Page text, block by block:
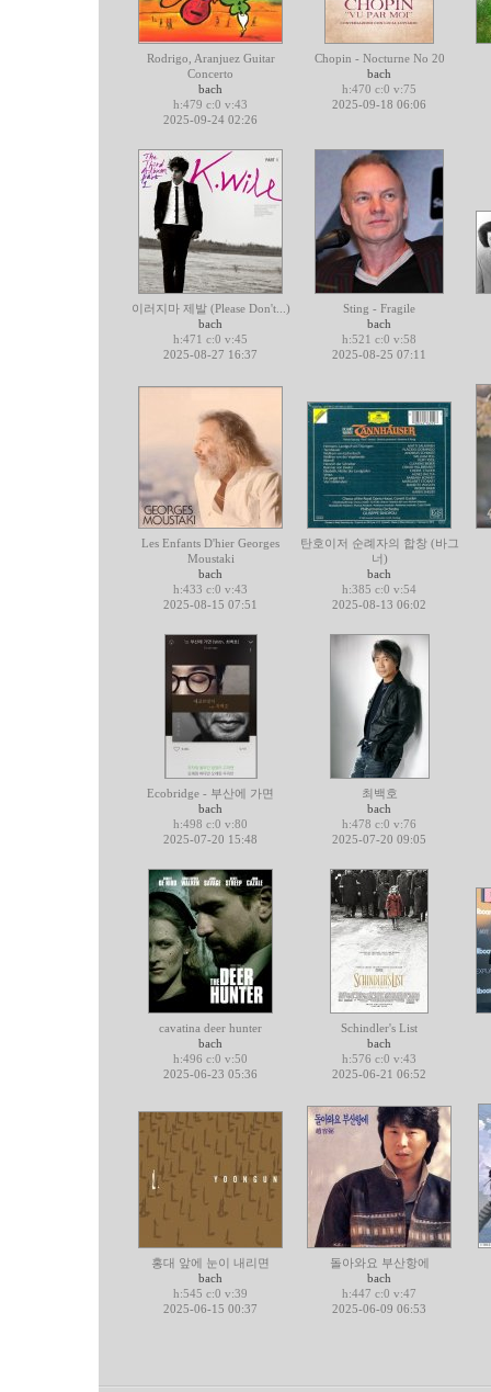
Rodrigo, Aranjuez Guitar
Concerto
bach
h:479 c:0 v:43
2025-09-24 02:26
Chopin - Nocturne No 20
bach
h:470 c:0 v:75
2025-09-18 06:06
이러지마 제발 (Please Don't...)
bach
h:471 c:0 v:45
2025-08-27 16:37
Sting - Fragile
bach
h:521 c:0 v:58
2025-08-25 07:11
Les Enfants D'hier Georges
Moustaki
bach
h:433 c:0 v:43
2025-08-15 07:51
탄호이저 순례자의 합창 (바그
너)
bach
h:385 c:0 v:54
2025-08-13 06:02
Ecobridge - 부산에 가면
bach
h:498 c:0 v:80
2025-07-20 15:48
최백호
bach
h:478 c:0 v:76
2025-07-20 09:05
cavatina deer hunter
bach
h:496 c:0 v:50
2025-06-23 05:36
Schindler's List
bach
h:576 c:0 v:43
2025-06-21 06:52
홍대 앞에 눈이 내리면
bach
h:545 c:0 v:39
2025-06-15 00:37
돌아와요 부산항에
bach
h:447 c:0 v:47
2025-06-09 06:53